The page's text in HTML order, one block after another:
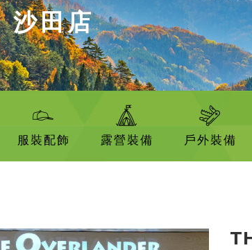
田店
服裝配飾 露營裝備 戶外裝備